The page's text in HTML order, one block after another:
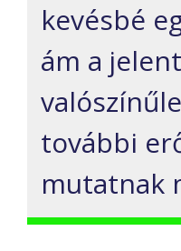
kevésbé
ám a
további
mutatnak